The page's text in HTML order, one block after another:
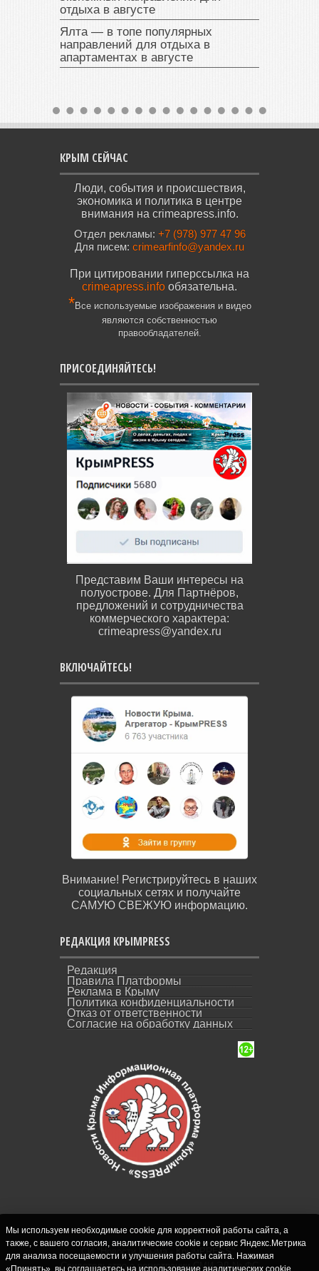
отдыха в августе
Ялта — в топе популярных
направлений для отдыха в
апартаментах в августе
КРЫМ СЕЙЧАС
Люди, события и происшествия,
экономика и политика в центре
внимания на crimeapress.info.
Отдел рекламы: +7 (978) 977 47 96
Для писем: crimearfinfo@yandex.ru
При цитировании гиперссылка на
crimeapress.info обязательна.
*Все используемые изображения и видео
являются собственностью
правообладателей.
ПРИСОЕДИНЯЙТЕСЬ!
Представим Ваши интересы на
полуострове. Для Партнёров,
предложений и сотрудничества
коммерческого характера:
crimeapress@yandex.ru
ВКЛЮЧАЙТЕСЬ!
Внимание! Регистрируйтесь в наших
социальных сетях и получайте
САМУЮ СВЕЖУЮ информацию.
РЕДАКЦИЯ КРЫМPRESS
Редакция
Правила Платформы
Реклама в Крыму
Политика конфиденциальности
Отказ от ответственности
Согласие на обработку данных
СИ "Новости Крыма - КрымPRESS".
Свидетельство о регистрации СМИ ЭЛ № ФС
Мы используем необходимые cookie для корректной работы сайта, а
также, с вашего согласия, аналитические cookie и сервис Яндекс.Метрика
для анализа посещаемости и улучшения работы сайта. Нажимая
«Принять», вы соглашаетесь на использование аналитических cookie.